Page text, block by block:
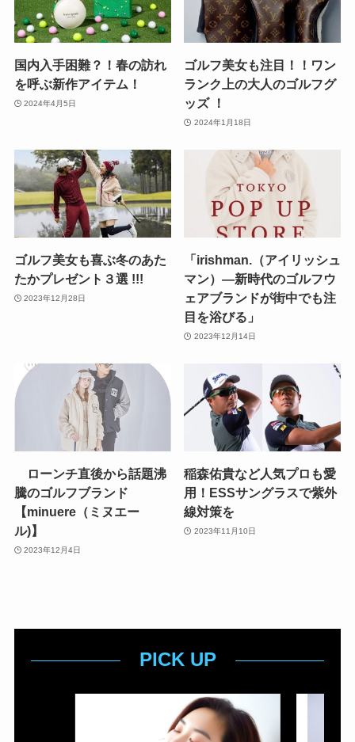
国内入手困難？！春の訪れ
を呼ぶ新作アイテム！
2024年4月5日
ゴルフ美女も注目！！ワン
ランク上の大人のゴルフグ
ッズ ！
2024年1月18日
ゴルフ美女も喜ぶ冬のあた
たかプレゼント３選 !!!
2023年12月28日
「irishman.（アイリッシュ
マン）―新時代のゴルフウ
ェアブランドが街中でも注
目を浴びる」
2023年12月14日
ローンチ直後から話題沸
騰のゴルフブランド
【minuere（ミヌエー
ル)】
2023年12月4日
稲森佑貴など人気プロも愛
用！ESSサングラスで紫外
線対策を
2023年11月10日
PICK UP